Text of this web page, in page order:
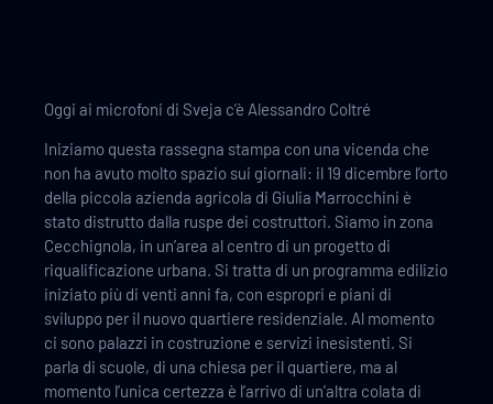
Oggi ai microfoni di Sveja c’è Alessandro Coltré
Iniziamo questa rassegna stampa con una vicenda che
non ha avuto molto spazio sui giornali: il 19 dicembre l’orto
della piccola azienda agricola di Giulia Marrocchini è
stato distrutto dalla ruspe dei costruttori. Siamo in zona
Cecchignola, in un’area al centro di un progetto di
riqualificazione urbana. Si tratta di un programma edilizio
iniziato più di venti anni fa, con espropri e piani di
sviluppo per il nuovo quartiere residenziale. Al momento
ci sono palazzi in costruzione e servizi inesistenti. Si
parla di scuole, di una chiesa per il quartiere, ma al
momento l’unica certezza è l’arrivo di un’altra colata di